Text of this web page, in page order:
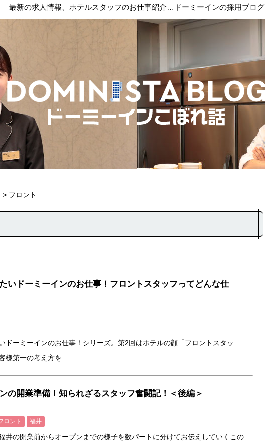
最新の求人情報、ホテルスタッフのお仕事紹介…ドーミーインの採用ブログ
> フロント
いドーミーインのお仕事！フロントスタッフってどんな仕
ドーミーインのお仕事！シリーズ。第2回はホテルの顔「フロントスタッ
様第一の考え方を...
の開業準備！知られざるスタッフ奮闘記！＜後編＞
ロント 福井
井の開業前からオープンまでの様子を数パートに分けてお伝えしていくこの